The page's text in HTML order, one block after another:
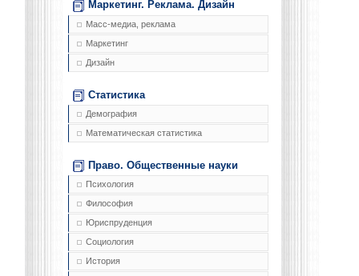
Маркетинг. Реклама. Дизайн
Масс-медиа, реклама
Маркетинг
Дизайн
Статистика
Демография
Математическая статистика
Право. Общественные науки
Психология
Философия
Юриспруденция
Социология
История